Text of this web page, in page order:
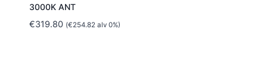
3000K ANT
€319.80 (€254.82 alv 0%)